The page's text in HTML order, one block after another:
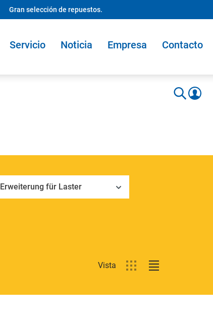
Gran selección de repuestos.
Servicio Noticia Empresa Contacto
Erweiterung für Laster
Vista